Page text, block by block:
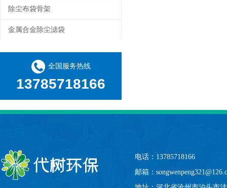
除尘布袋骨架
金属合金除尘滤袋
全国服务热线
13785718166
电话：13785718166
邮箱：